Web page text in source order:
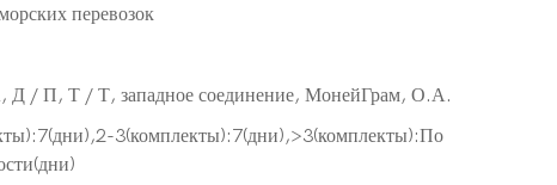
перевозок
/ П, Т / Т, западное соединение, МонейГрам, О.А.
3(комплекты):7(дни),>3(комплекты):По